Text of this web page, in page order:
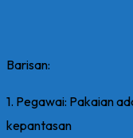
Barisan:
1. Pegawai: Pakaian
kepantasan